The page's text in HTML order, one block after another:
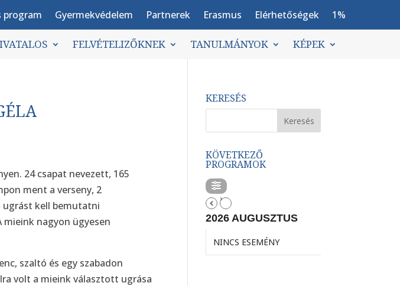
program Gyermekvédelem Partnerek Erasmus Elérhetőségek 1%
FELVÉTELIZŐKNEK TANULMÁNYOK KÉPEK
24 csapat nevezett, 165
ment a verseny, 2
ugrást kell bemutatni
nagyon ügyesen
szaltó és egy szabadon
volt a mieink választott ugrása
KERESÉS
KÖVETKEZŐ
PROGRAMOK
2026 AUGUSZTUS
NINCS ESEMÉNY